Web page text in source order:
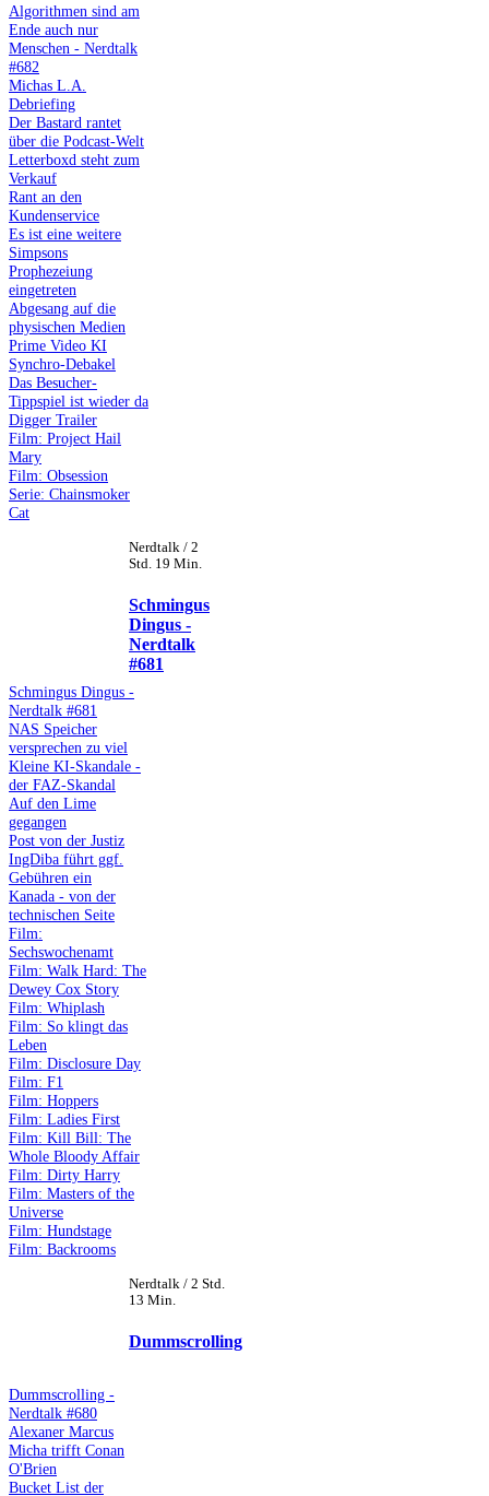
Algorithmen sind am
Ende auch nur
Menschen - Nerdtalk
#682
Michas L.A.
Debriefing
Der Bastard rantet
über die Podcast-Welt
Letterboxd steht zum
Verkauf
Rant an den
Kundenservice
Es ist eine weitere
Simpsons
Prophezeiung
eingetreten
Abgesang auf die
physischen Medien
Prime Video KI
Synchro-Debakel
Das Besucher-
Tippspiel ist wieder da
Digger Trailer
Film: Project Hail
Mary
Film: Obsession
Serie: Chainsmoker
Cat
Nerdtalk / 2
Std. 19 Min.
Schmingus
Dingus -
Nerdtalk
#681
Schmingus Dingus -
Nerdtalk #681
NAS Speicher
versprechen zu viel
Kleine KI-Skandale -
der FAZ-Skandal
Auf den Lime
gegangen
Post von der Justiz
IngDiba führt ggf.
Gebühren ein
Kanada - von der
technischen Seite
Film:
Sechswochenamt
Film: Walk Hard: The
Dewey Cox Story
Film: Whiplash
Film: So klingt das
Leben
Film: Disclosure Day
Film: F1
Film: Hoppers
Film: Ladies First
Film: Kill Bill: The
Whole Bloody Affair
Film: Dirty Harry
Film: Masters of the
Universe
Film: Hundstage
Film: Backrooms
Nerdtalk / 2 Std.
13 Min.
Dummscrolling
Dummscrolling -
Nerdtalk #680
Alexaner Marcus
Micha trifft Conan
O'Brien
Bucket List der